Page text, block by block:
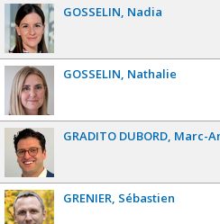
GOSSELIN Nadia
GOSSELIN Nathalie
GRADITO DUBORD Marc-
GRENIER Sébastien